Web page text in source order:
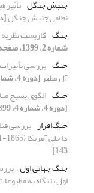
جنبش­ جنگل
نظامی جنبش جنگل[دوره
جنگ کاربست
شماره 2، 1399، صفحه 23-52]
جنگ بررسی
آل مظفر[دوره 4، شماره 4، 1399، صفحه 47-70]
جنگ الگوی بسیج
[دوره 4، شماره 4، 1399، صفحه 23-46]
جنگ‌‌‌‌‌‌‌‌‌‌‌‌‌‌‌‌‌‌‌‌‌‌‌‌‌‌‌‌‌‌‌‌افزار بررسی
داخلی آمریکا (1865-1861م)
143]
جنگ جهانی اول
اول با نگاه به